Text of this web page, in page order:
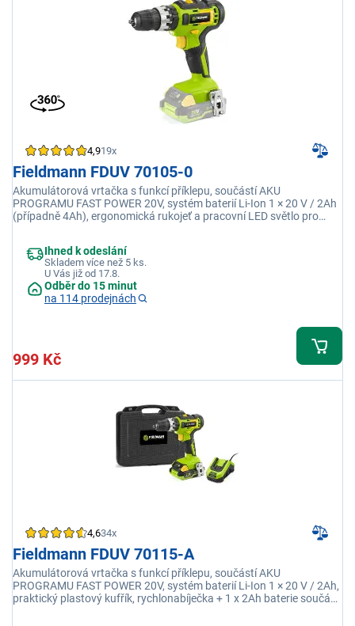
4,919x
Fieldmann FDUV 70105-0
Akumulátorová vrtačka s funkcí příklepu, součástí AKU
PROGRAMU FAST POWER 20V, systém baterií Li-Ion 1 × 20 V / 2Ah
(případně 4Ah), ergonomická rukojeť a pracovní LED světlo pro
Ihned k odeslání
Skladem více než 5 ks.
U Vás již od 17.8.
Odběr do 15 minut
na 114 prodejnách
999 Kč
4,634x
Fieldmann FDUV 70115-A
Akumulátorová vrtačka s funkcí příklepu, součástí AKU
PROGRAMU FAST POWER 20V, systém baterií Li-Ion 1 × 20 V / 2Ah,
praktický plastový kufřík, rychlonabíječka + 1 x 2Ah baterie součást